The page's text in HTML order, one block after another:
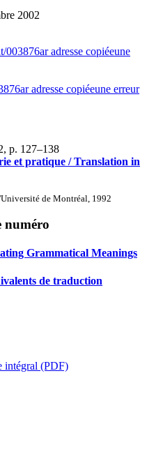
2002
003876aradresse copiéeune
adresse copiéeune erreur
, p. 127–138
et pratique / Translation in
de Montréal, 1992
numéro
Grammatical Meanings
de traduction
intégral (PDF)